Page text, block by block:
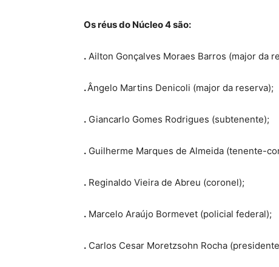
Os réus do Núcleo 4 são:
. Ailton Gonçalves Moraes Barros (major da
.Ângelo Martins Denicoli (major da reserva);
. Giancarlo Gomes Rodrigues (subtenente);
. Guilherme Marques de Almeida (tenente-
. Reginaldo Vieira de Abreu (coronel);
. Marcelo Araújo Bormevet (policial federal);
. Carlos Cesar Moretzsohn Rocha